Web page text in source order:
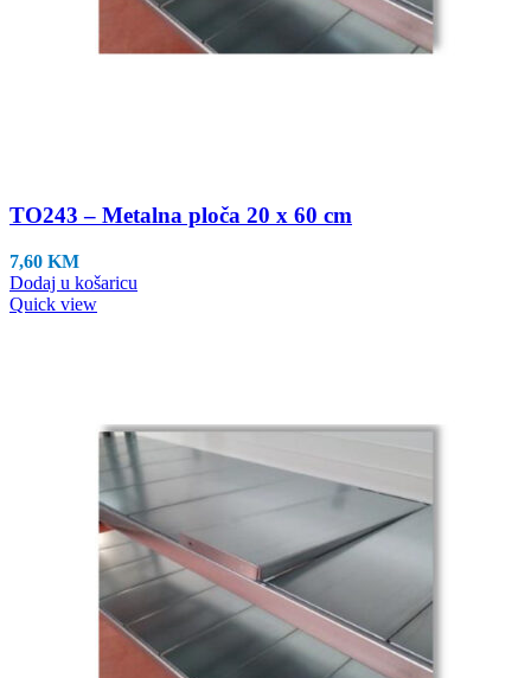
TO243 – Metalna ploča 20 x 60 cm
7,60 KM
Dodaj u košaricu
Quick view